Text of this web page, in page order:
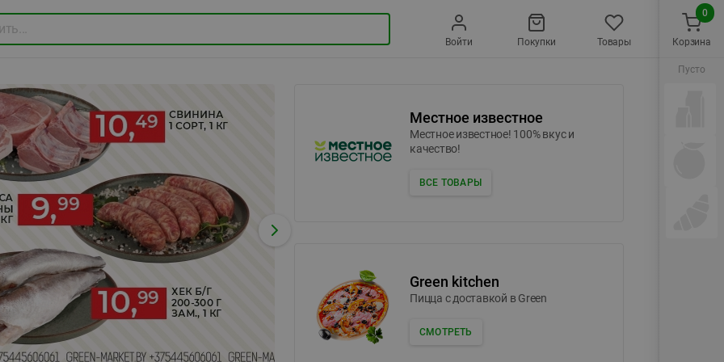
Войти Покупки Товары
Местное известное
Местное известное! 100% вкус и
качество!
ВСЕ ТОВАРЫ
Green kitchen
Пицца c доставкой в Green
СМОТРЕТЬ
Корзина
0
Пусто